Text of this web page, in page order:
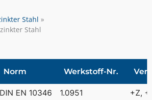
Stahl
Stahl
Norm Werkstoff-Nr.
DIN EN 10346 1.0951 +Z,